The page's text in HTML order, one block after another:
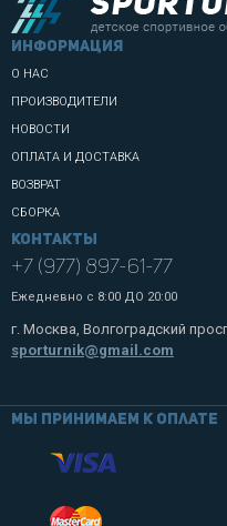
информация
О НАС
ПРОИЗВОДИТЕЛИ
НОВОСТИ
ОПЛАТА И ДОСТАВКА
ВОЗВРАТ
СБОРКА
Контакты
+7 (977) 897-61-77
Ежедневно с 8:00 ДО 20:00
г. Москва, Волгоградский
sporturnik@gmail.com
Мы принимаем к оплате